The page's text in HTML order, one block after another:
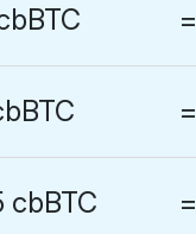
=
=
cbBTC =